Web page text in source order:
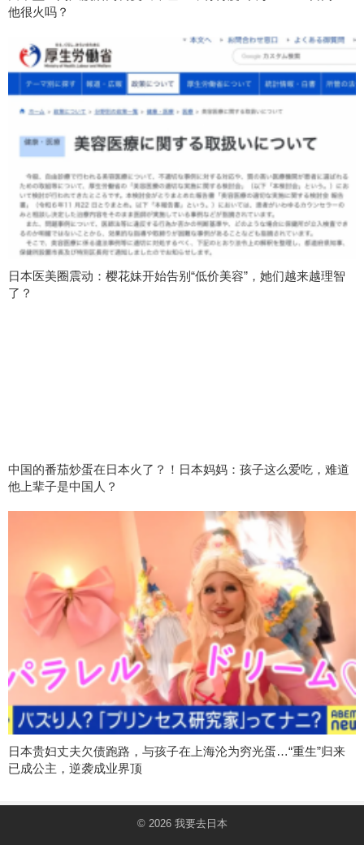
他很火吗？
日本医美圈震动：樱花妹开始告别“低价美容”，她们越来越理智
了？
中国的番茄炒蛋在日本火了？！日本妈妈：孩子这么爱吃，难道
他上辈子是中国人？
日本贵妇丈夫欠债跑路，与孩子在上海沦为穷光蛋…“重生”归来
已成公主，逆袭成业界顶
© 2026 我要去日本